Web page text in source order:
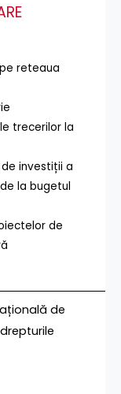
reteaua
trecerilor la
investiții a
la bugetul
de
de